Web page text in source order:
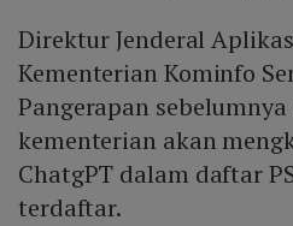
Direktur Jenderal
Kementerian Kominfo
Pangerapan
kementerian akan
ChatgPT dalam daftar
terdaftar.